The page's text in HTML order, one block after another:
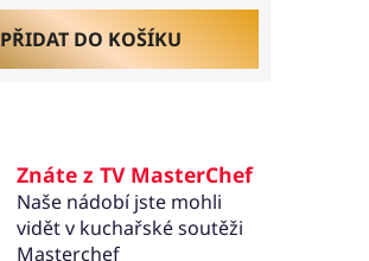
PŘIDAT DO KOŠÍKU
Znáte z TV MasterChef
Naše nádobí jste mohli
vidět v kuchařské soutěži
Masterchef